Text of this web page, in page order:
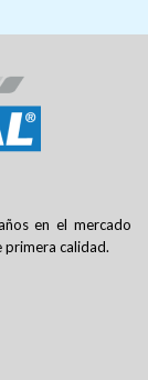
en el mercado
calidad.